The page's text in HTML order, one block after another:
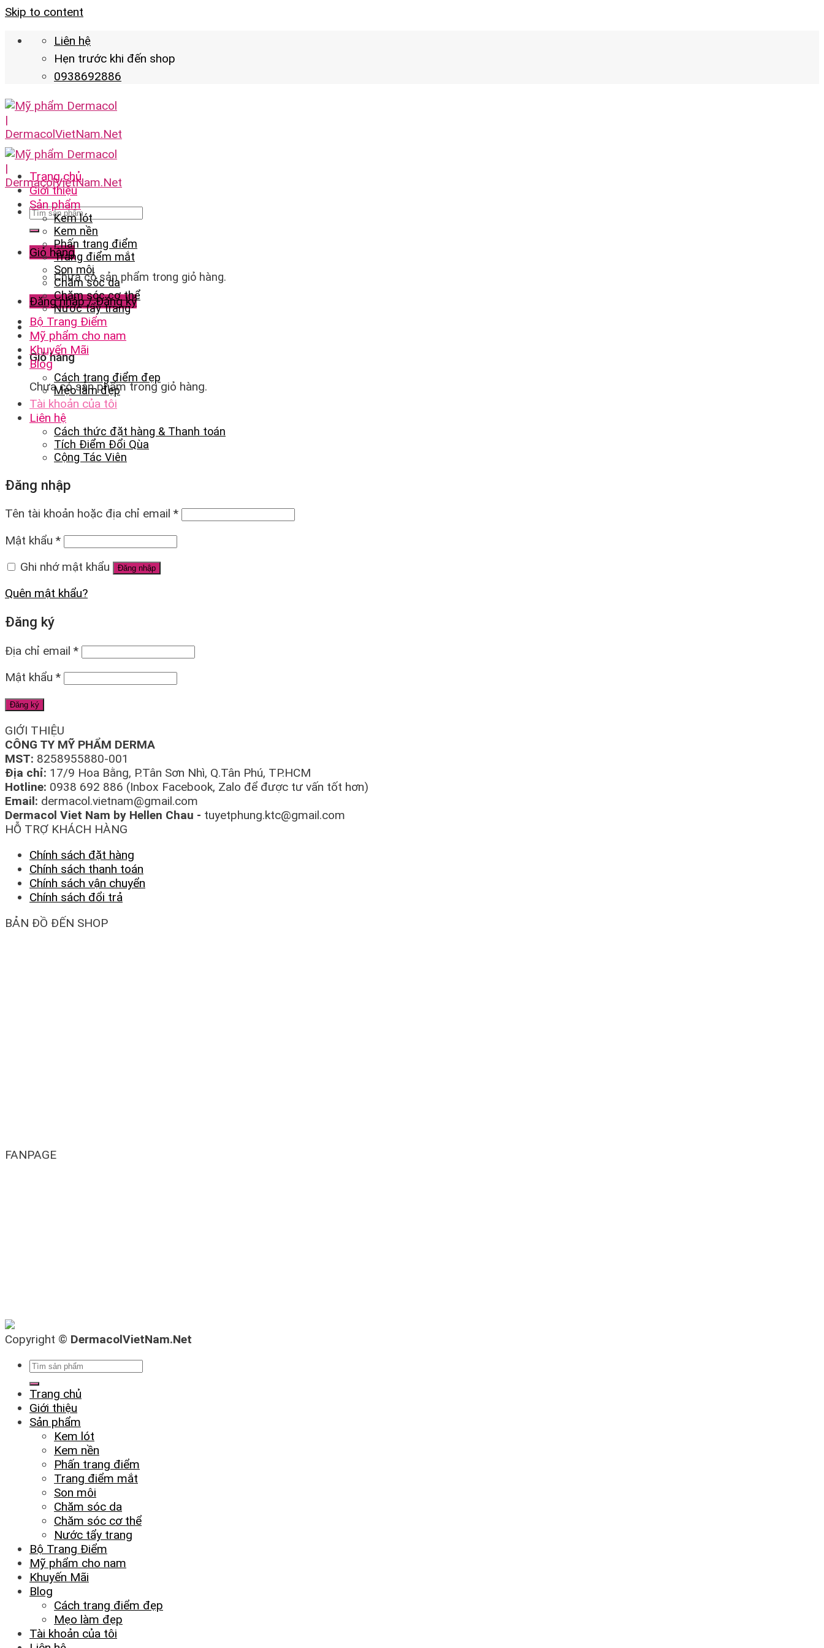
Skip to content
Liên hệ
Hẹn trước khi đến shop
0938692886
Giỏ hàng
Chưa có sản phẩm trong giỏ hàng.
Đăng nhập / Đăng ký
Giỏ hàng
Chưa có sản phẩm trong giỏ hàng.
Trang chủ
Giới thiệu
Sản phẩm
Kem lót
Kem nền
Phấn trang điểm
Trang điểm mắt
Son môi
Chăm sóc da
Chăm sóc cơ thể
Nước tẩy trang
Bộ Trang Điểm
Mỹ phẩm cho nam
Khuyến Mãi
Blog
Cách trang điểm đẹp
Mẹo làm đẹp
Tài khoản của tôi
Liên hệ
Cách thức đặt hàng & Thanh toán
Tích Điểm Đổi Qùa
Cộng Tác Viên
Đăng nhập
Tên tài khoản hoặc địa chỉ email *
Mật khẩu *
Ghi nhớ mật khẩu
Đăng nhập
Quên mật khẩu?
Đăng ký
Địa chỉ email *
Mật khẩu *
Đăng ký
GIỚI THIỆU
CÔNG TY MỸ PHẨM DERMA
MST: 8258955880-001
Địa chỉ: 17/9 Hoa Bằng, P.Tân Sơn Nhì, Q.Tân Phú, TP.HCM
Hotline: 0938 692 886 (Inbox Facebook, Zalo để được tư vấn tốt hơn)
Email: dermacol.vietnam@gmail.com
Dermacol Viet Nam by Hellen Chau - tuyetphung.ktc@gmail.com
HỖ TRỢ KHÁCH HÀNG
Chính sách đặt hàng
Chính sách thanh toán
Chính sách vận chuyển
Chính sách đổi trả
BẢN ĐỒ ĐẾN SHOP
FANPAGE
Copyright © DermacolVietNam.Net
Trang chủ
Giới thiệu
Sản phẩm
Kem lót
Kem nền
Phấn trang điểm
Trang điểm mắt
Son môi
Chăm sóc da
Chăm sóc cơ thể
Nước tẩy trang
Bộ Trang Điểm
Mỹ phẩm cho nam
Khuyến Mãi
Blog
Cách trang điểm đẹp
Mẹo làm đẹp
Tài khoản của tôi